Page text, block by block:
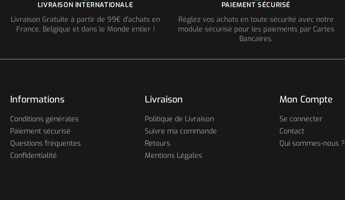
LIVRAISON INTERNATIONALE
Livraison Gratuite à partir de 99€ d'achats en
France, Belgique et dans le Monde entier !
PAIEMENT SÉCURISÉ
Réglez vos achats en toute sécurité avec notre
module sécurisé pour les paiements par Cartes
Bancaires.
Informations
Conditions générales
Paiement sécurisé
Questions fréquentes
Confidentialité
Livraison
Politique de Livraison
Suivre ma commande
Retours
Mentions Légales
Mon Compte
Se connecter
Contact
Qui sommes-nous ?